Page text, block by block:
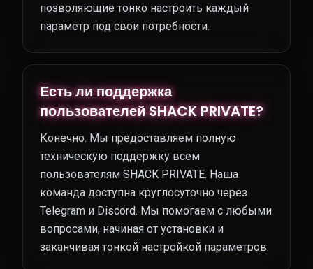
позволяющие тонко настроить каждый
параметр под свои потребности.
Есть ли поддержка
пользователей SHACK PRIVATE?
Конечно. Мы предоставляем полную
техническую поддержку всем
пользователям SHACK PRIVATE. Наша
команда доступна круглосуточно через
Telegram и Discord. Мы помогаем с любыми
вопросами, начиная от установки и
заканчивая тонкой настройкой параметров.